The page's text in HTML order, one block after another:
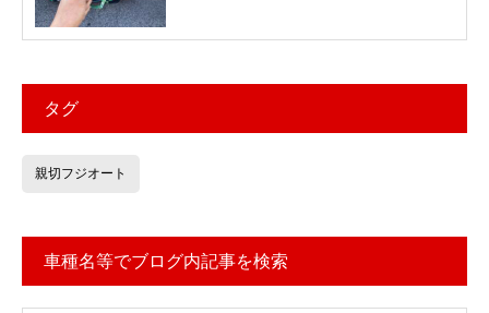
タグ
親切フジオート
車種名等でブログ内記事を検索